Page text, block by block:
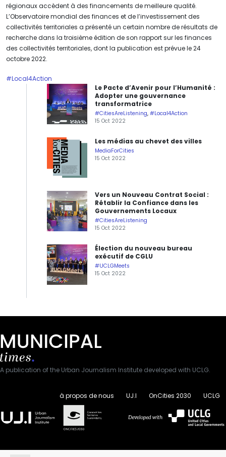
régionaux accèdent à des financements de meilleure qualité.
L’Observatoire mondial des finances et de l’investissement des
collectivités territoriales a présenté un certain nombre de résultats de
recherche dans la troisième édition de son rapport sur les finances
des collectivités territoriales, dont la publication est prévue le 24
octobre 2022.
#Local4Action
Le Pacte d’Avenir pour l’Humanité :
Adopter une gouvernance
transformatrice
#CitiesAreListening, #Local4Action
15 Oct 2022
Les médias au chevet des villes
MediaForCities
15 Oct 2022
Vers un Nouveau Contrat Social :
Rétablir la Confiance dans les
Gouvernements Locaux
#CitiesAreListening
15 Oct 2022
Élection du nouveau bureau
exécutif de CGLU
#UCLGMeets
15 Oct 2022
A publication of the Urban Journalism Institute developed with UCLG.
à propos de nous UJ.I OnCities 2030 UCLG